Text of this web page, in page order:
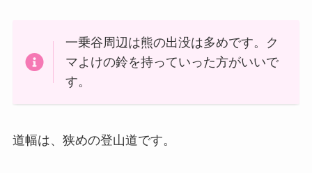
一乗谷周辺は熊の出没は多めです。ク
マよけの鈴を持っていった方がいいで
す。
道幅は、狭めの登山道です。